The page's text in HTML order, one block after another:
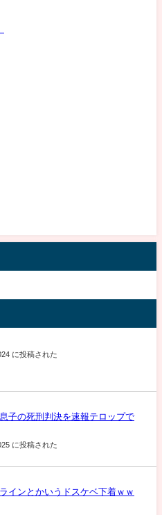
に投稿された
子の死刑判決を速報テロップで
に投稿された
インとかいうドスケベ下着ｗｗ